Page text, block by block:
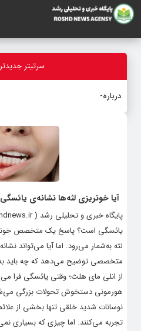
سرتیتر
درباره قابل
آیا خونریزی لثه‌ها نشانه‌ی
یائسگی است؟ پاسخ یک متخصص
لثه به‌شمار می‌رود. اما آیا می‌تواند
متخصصی توضیح می‌دهد که چه باید
از انلی مای هلث؛ وقتی یائسگی فرا
هورمونی دستخوش تحولات بزرگی
نوسانات شدید خلقی تنها بخشی از
تجربه می‌کنند. اما چیزی که بسیاری